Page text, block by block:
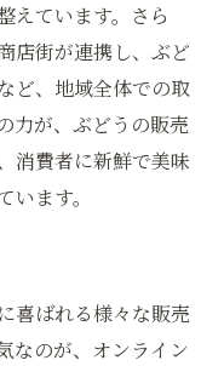
えています。さら
店街が連携し、ぶど
ど、地域全体での取
力が、ぶどうの販売
消費者に新鮮で美味
ます。
喜ばれる様々な販売
なのが、オンライン